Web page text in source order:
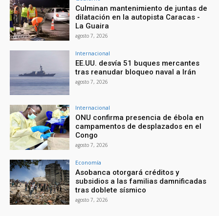
Culminan mantenimiento de juntas de
dilatación en la autopista Caracas -
La Guaira
agosto 7, 2026
Internacional
EE.UU. desvía 51 buques mercantes
tras reanudar bloqueo naval a Irán
agosto 7, 2026
Internacional
ONU confirma presencia de ébola en
campamentos de desplazados en el
Congo
agosto 7, 2026
Economía
Asobanca otorgará créditos y
subsidios a las familias damnificadas
tras doblete sísmico
agosto 7, 2026